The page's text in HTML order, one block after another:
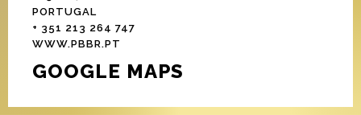
PORTUGAL
+ 351 213 264 747
WWW.PBBR.PT
GOOGLE MAPS